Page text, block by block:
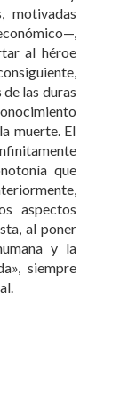
al héroe
las duras
muerte. El
que
aspectos
al poner
y la
siempre